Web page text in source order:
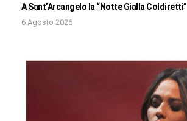
A Sant’Arcangelo la “Notte Gialla Coldiretti”
6 Agosto 2026